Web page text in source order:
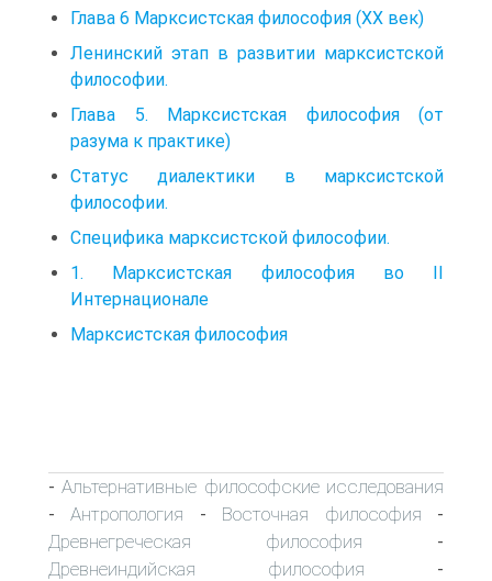
Глава 6 Марксистская философия (XX век)
Ленинский этап в развитии марксистской
философии.
Глава 5. Марксистская философия (от
разума к практике)
Статус диалектики в марксистской
философии.
Специфика марксистской философии.
1. Марксистская философия во II
Интернационале
Марксистская философия
-Альтернативные философские исследования
-Антропология - Восточная философия -
Древнегреческая философия -
Древнеиндийская философия -